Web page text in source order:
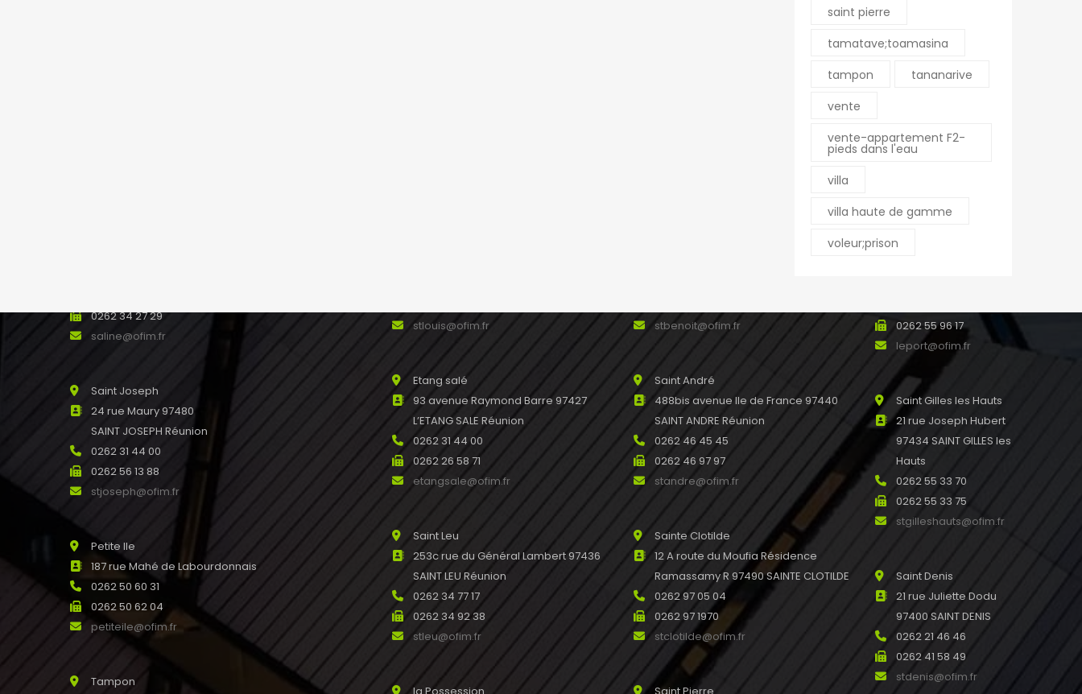
saint pierre
tamatave;toamasina
tampon
tananarive
vente
vente-appartement F2-
pieds dans l'eau
villa
villa haute de gamme
voleur;prison
0262 34 27 29
saline@ofim.fr
Saint Joseph
24 rue Maury 97480
SAINT JOSEPH Réunion
0262 31 44 00
0262 56 13 88
stjoseph@ofim.fr
Petite Ile
187 rue Mahé de Labourdonnais
0262 50 60 31
0262 50 62 04
petiteile@ofim.fr
Tampon
stlouis@ofim.fr
Etang salé
93 avenue Raymond Barre 97427
L’ETANG SALE Réunion
0262 31 44 00
0262 26 58 71
etangsale@ofim.fr
Saint Leu
253c rue du Général Lambert 97436
SAINT LEU Réunion
0262 34 77 17
0262 34 92 38
stleu@ofim.fr
la Possession
4 avenue Jean-Jaures 97470 SAINT
stbenoit@ofim.fr
Saint André
488bis avenue Ile de France 97440
SAINT ANDRE Réunion
0262 46 45 45
0262 46 97 97
standre@ofim.fr
Sainte Clotilde
12 A route du Moufia Résidence
Ramassamy R 97490 SAINTE CLOTILDE
0262 97 05 04
0262 97 1970
stclotilde@ofim.fr
Saint Pierre
La Montagne
0262 23 50 60
0262 56 92 03
18 rue Jeanne d’Arc
0262 55 96 17
leport@ofim.fr
Saint Gilles les Hauts
21 rue Joseph Hubert
97434 SAINT GILLES les
Hauts
0262 55 33 70
0262 55 33 75
stgilleshauts@ofim.fr
Saint Denis
21 rue Juliette Dodu
97400 SAINT DENIS
0262 21 46 46
0262 41 58 49
stdenis@ofim.fr